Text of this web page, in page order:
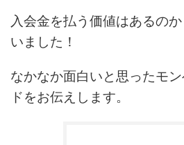
入会金を払う価値はあるの
いました！
なかなか面白いと思ったモ
ドをお伝えします。